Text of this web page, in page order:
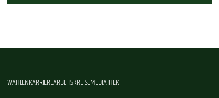
WAHLENKARRIEREARBEITSKREISEMEDIATHEK